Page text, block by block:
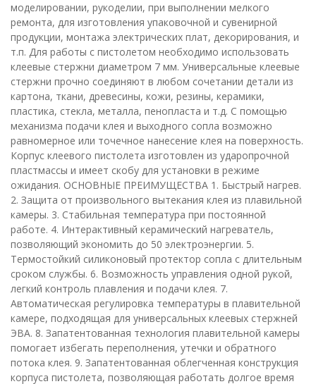
моделировании, рукоделии, при выполнении мелкого
ремонта, для изготовления упаковочной и сувенирной
продукции, монтажа электрических плат, декорирования, и
т.п. Для работы с пистолетом необходимо использовать
клеевые стержни диаметром 7 мм. Универсальные клеевые
стержни прочно соединяют в любом сочетании детали из
картона, ткани, древесины, кожи, резины, керамики,
пластика, стекла, металла, пенопласта и т.д. С помощью
механизма подачи клея и выходного сопла возможно
равномерное или точечное нанесение клея на поверхность.
Корпус клеевого пистолета изготовлен из ударопрочной
пластмассы и имеет скобу для установки в режиме
ожидания. ОСНОВНЫЕ ПРЕИМУЩЕСТВА 1. Быстрый нагрев.
2. Защита от произвольного вытекания клея из плавильной
камеры. 3. Стабильная температура при постоянной
работе. 4. Интерактивный керамический нагреватель,
позволяющий экономить до 50 электроэнергии. 5.
Термостойкий силиконовый протектор сопла с длительным
сроком службы. 6. Возможность управления одной рукой,
легкий контроль плавления и подачи клея. 7.
Автоматическая регулировка температуры в плавительной
камере, подходящая для универсальных клеевых стержней
ЭВА. 8. Запатентованная технология плавительной камеры
помогает избегать переполнения, утечки и обратного
потока клея. 9. Запатентованная облегченная конструкция
корпуса пистолета, позволяющая работать долгое время